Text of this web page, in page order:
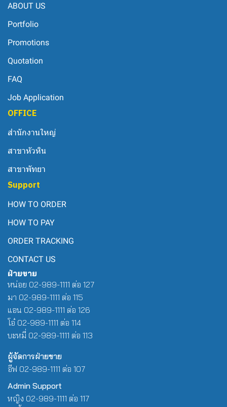
ABOUT US
Portfolio
Promotions
Quotation
FAQ
Job Application
OFFICE
สำนักงานใหญ่
สาขาหัวหิน
สาขาพัทยา
Support
HOW TO ORDER
HOW TO PAY
ORDER TRACKING
CONTACT US
ฝ่ายขาย
หน่อย 02-989-1111 ต่อ 127
มา 02-989-1111 ต่อ 115
แอน 02-989-1111 ต่อ 126
โอ๋ 02-989-1111 ต่อ 114
บะหมี่ 02-989-1111 ต่อ 113
ผู้จัดการฝ่ายขาย
อีฟ 02-989-1111 ต่อ 107
Admin Support
หญิง 02-989-1111 ต่อ 117